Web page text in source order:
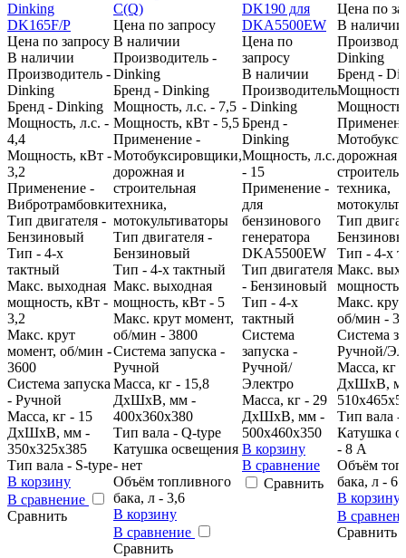
Цена по запросу
В наличии
Производитель -
Dinking
Бренд - Dinking
Мощность, л.с. -
4,4
Мощность, кВт -
3,2
Применение -
Вибротрамбовки
Тип двигателя -
Бензиновый
Тип - 4-х
тактный
Макс. выходная
мощность, кВт -
3,2
Макс. крут
момент, об/мин -
3600
Система запуска
- Ручной
Масса, кг - 15
ДхШхВ, мм -
350х325х385
Тип вала - S-type
В корзину
В сравнение
Сравнить
Цена по запросу
В наличии
Производитель -
Dinking
Бренд - Dinking
Мощность, л.с. - 7,5
Мощность, кВт - 5,5
Применение -
Мотобуксировщики,
дорожная и
строительная
техника,
мотокультиваторы
Тип двигателя -
Бензиновый
Тип - 4-х тактный
Макс. выходная
мощность, кВт - 5
Макс. крут момент,
об/мин - 3800
Система запуска -
Ручной
Масса, кг - 15,8
ДхШхВ, мм -
400х360х380
Тип вала - Q-type
Катушка освещения
- нет
Объём топливного
бака, л - 3,6
В корзину
В сравнение
Сравнить
Цена по
запросу
В наличии
Производитель
- Dinking
Бренд -
Dinking
Мощность, л.с.
- 15
Применение -
для
бензинового
генератора
DKA5500EW
Тип двигателя
- Бензиновый
Тип - 4-х
тактный
Система
запуска -
Ручной/
Электро
Масса, кг - 29
ДхШхВ, мм -
500х460х350
В корзину
В сравнение
Сравнить
Цена по
В наличии
Dinking
Бренд -
Мощность,
дорожная
техника,
Тип
Тип - 4-х
Макс.
мощность,
Макс.
об/мин -
Система
Ручной/
Масса, кг
ДхШхВ,
Тип вала -
Катушка
- 8 А
Объём
бака, л - 6
В корзину
В
Сравнить